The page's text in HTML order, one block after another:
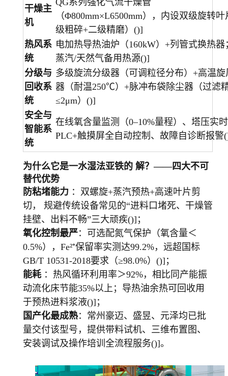
干燥主
机
QG系列强化气流干燥管
（Φ800mm×L6500mm），内设双级旋转
级粗碎+二级精磨）()]
热风系
统
电加热导热油炉（160kW）+列管式换热器
蒸汽/天然气备用热源()]
分级与
回收系
统
多级旋流分级器（可调粒径分布）+高温旋
器（耐温250℃）+脉冲布袋除尘器（过滤
≤2μm）()]
安全与
智能系
统
在线氧含量监测（0–10%量程）、塔压实
PLC+触摸屏全自动控制、故障自诊断报警
为什么它是一水湿法亚铁的 解？——四大不可
替代优势
防粘堵能力 ：双螺旋+蒸汽预热+高速叶片剪
切， 规避传统设备常见的“进料口堵死、干燥管
挂壁、出料不畅”三大顽疾()]；
氧化控制最严：可选配氮气保护（氧含量＜
0.5%），Fe²⁺保留率实测达99.2%，远超国标
GB/T 10531-2018要求（≥98.0%）()]；
能耗 ：热风循环利用率＞92%，相比同产能振
动流化床节能35%以上；导热油余热可回收用
于预热进料浆液()]；
国产化最成熟：常州豪迈、盛昱、元泽均已批
量交付该型号，提供带料试机、三维布置图、
安装调试及操作培训全流程服务()]。